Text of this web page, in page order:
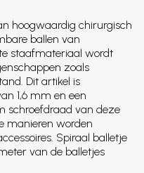
hoogwaardig chirurgisch
ballen van
staafmateriaal wordt
zoals
Dit artikel is
1,6 mm en een
schroefdraad van deze
manieren worden
Spiraal balletje
van de balletjes